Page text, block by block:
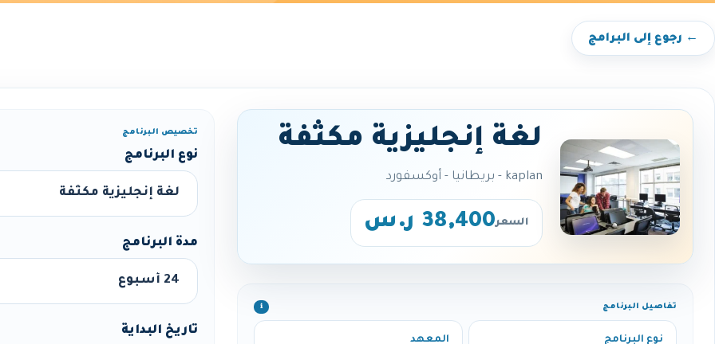
← رجوع إلى البرامج
لغة إنجليزية مكثفة
kaplan - بريطانيا - أوكسفورد
السعر38,400 ر.س
تفاصيل البرنامج ℹ️
نوع البرنامج
المعهد
تخصيص البرنامج
نوع البرنامج
مدة البرنامج
تاريخ البداية